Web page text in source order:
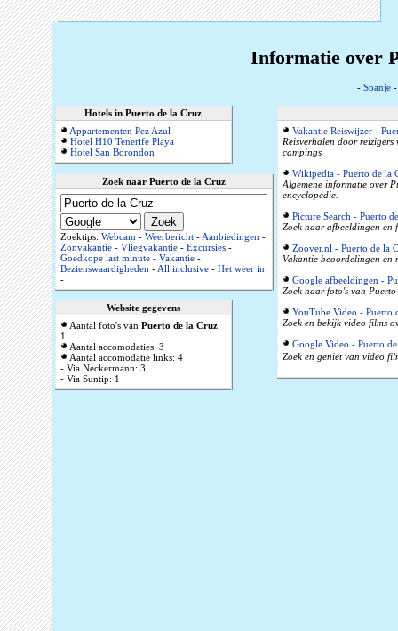
Informatie over
- Spanje
Hotels in Puerto de la Cruz
Appartementen Pez Azul
Hotel H10 Tenerife Playa
Hotel San Borondon
Zoek naar Puerto de la Cruz
Zoektips: Webcam- Weerbericht-Aanbiedingen-
Zonvakantie- Vliegvakantie- Excursies-
Goedkope last minute- Vakantie-
Bezienswaardigheden-All inclusive- Het weer in
-
Website gegevens
Aantal foto's van Puerto de la Cruz:
1
Aantal accomodaties: 3
Aantal accomodatie links: 4
- Via Neckermann: 3
- Via Suntip: 1
Vakantie Reiswijzer -
Reisverhalen door reizigers
campings
Wikipedia - Puerto de la
Algemene informatie over
encyclopedie.
Picture Search - Puerto
Zoek naar afbeeldingen en
Zoover.nl - Puerto de la
Vakantie beoordelingen en
Google afbeeldingen -
Zoek naar foto's van
YouTube Video - Puerto
Zoek en bekijk video films
Google Video - Puerto
Zoek en geniet van video